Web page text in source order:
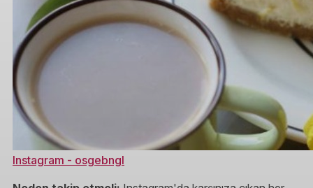
Instagram - osgebngl